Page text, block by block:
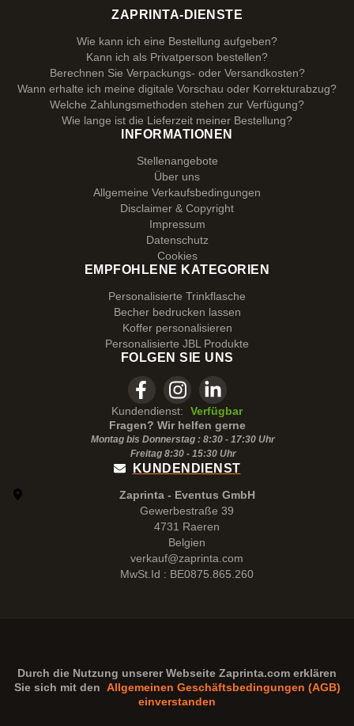
ZAPRINTA-DIENSTE
Wie kann ich eine Bestellung aufgeben?
Kann ich als Privatperson bestellen?
Berechnen Sie Verpackungs- oder Versandkosten?
Wann erhalte ich meine digitale Vorschau oder Korrekturabzug?
Welche Zahlungsmethoden stehen zur Verfügung?
Wie lange ist die Lieferzeit meiner Bestellung?
INFORMATIONEN
Stellenangebote
Über uns
Allgemeine Verkaufsbedingungen
Disclaimer & Copyright
Impressum
Datenschutz
Cookies
EMPFOHLENE KATEGORIEN
Personalisierte Trinkflasche
Becher bedrucken lassen
Koffer personalisieren
Personalisierte JBL Produkte
FOLGEN SIE UNS
Kundendienst:
Verfügbar
Fragen? Wir helfen gerne
Montag bis Donnerstag : 8:30 - 17:30 Uhr
Freitag 8:30 - 15:30Uhr
KUNDENDIENST
Zaprinta - Eventus GmbH
Gewerbestraße 39
4731 Raeren
Belgien
verkauf@zaprinta.com
MwSt.Id : BE0875.865.260
Durch die Nutzung unserer Webseite Zaprinta.com erklären
Sie sich mit den Allgemeinen Geschäftsbedingungen (AGB)
einverstanden